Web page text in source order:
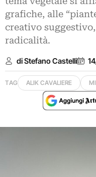
grafiche, alle
creativo
radicalità.
di Stefano Castelli
TAG ALIK CAVALIERE